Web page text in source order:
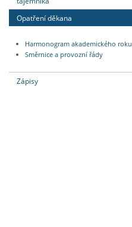
Opatření děkana
Harmonogram akademického roku
Směrnice a provozní řády
Zápisy